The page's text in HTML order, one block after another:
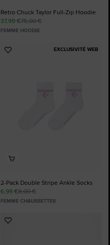
Retro Chuck Taylor Full-Zip Hoodie
37,99 €75,00 €
FEMME HOODIE
EXCLUSIVITÉ WEB
Ajouter
2-Pack Double Stripe Ankle Socks
6,99 €8,00 €
FEMME CHAUSSETTES
Ajouter